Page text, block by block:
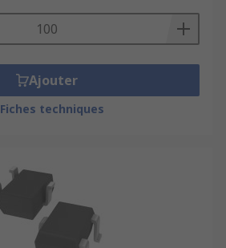
Ajouter
Fiches techniques